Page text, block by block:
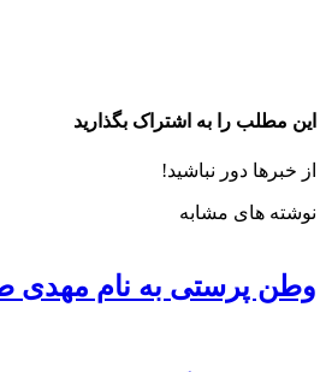
این مطلب را به اشتراک بگذارید
از خبرها دور نباشید!
نوشته های مشابه
وطن پرستی به نام مهدی